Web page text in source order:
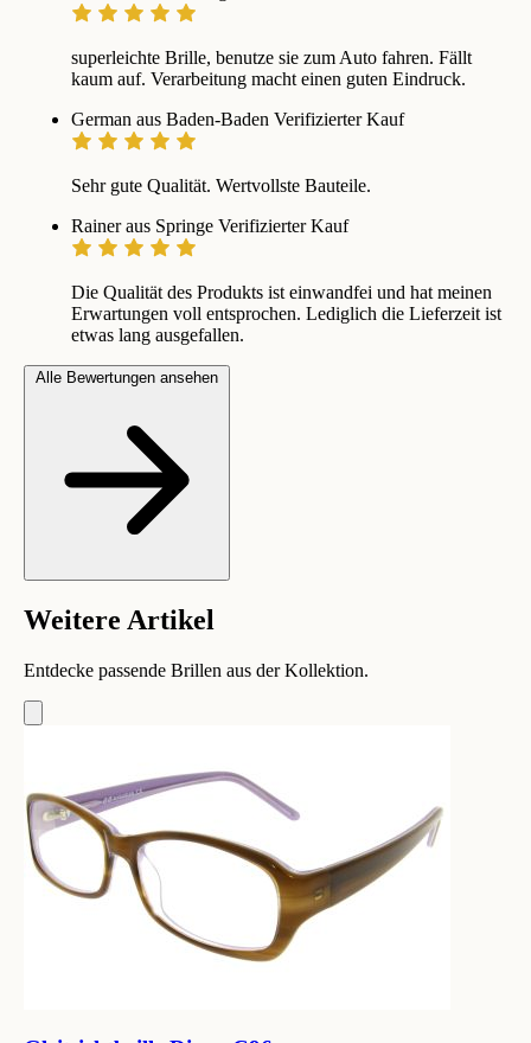
superleichte Brille, benutze sie zum Auto fahren. Fällt
kaum auf. Verarbeitung macht einen guten Eindruck.
German aus Baden-Baden Verifizierter Kauf
Sehr gute Qualität. Wertvollste Bauteile.
Rainer aus Springe Verifizierter Kauf
Die Qualität des Produkts ist einwandfei und hat meinen
Erwartungen voll entsprochen. Lediglich die Lieferzeit ist
etwas lang ausgefallen.
Alle Bewertungen ansehen
Weitere Artikel
Entdecke passende Brillen aus der Kollektion.